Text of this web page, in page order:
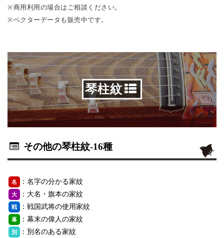
※商用利用の場合はご相談ください。
※ベクターデータも販売中です。
琴柱紋
その他の琴柱紋-16種
名 ：名字の分かる家紋
大 ：大名・旗本の家紋
戦 ：戦国武将の使用家紋
幕 ：幕末の偉人の家紋
別 ：別名のある家紋